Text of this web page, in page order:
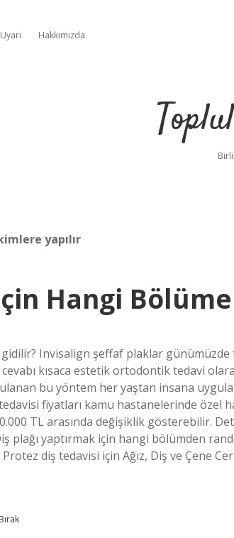
Hakkımızda
yapılır
Hangi
Invisalign şeffaf plaklar
kısaca estetik ortodontik tedavi
bu yöntem her yaştan insana
fiyatları kamu hastanelerinde özel
TL arasında değişiklik gösterebilir.
plağı yaptırmak için hangi bölümden
diş tedavisi için Ağız, Diş ve Çene